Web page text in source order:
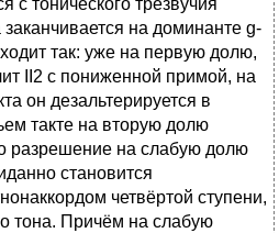
с тонического трезвучия
на доминанте g-
так: уже на первую долю,
II2 с пониженной примой, на
он дезальтерируется в
такте на вторую долю
разрешение на слабую долю
становится
четвёртой ступени,
тона. Причём на слабую